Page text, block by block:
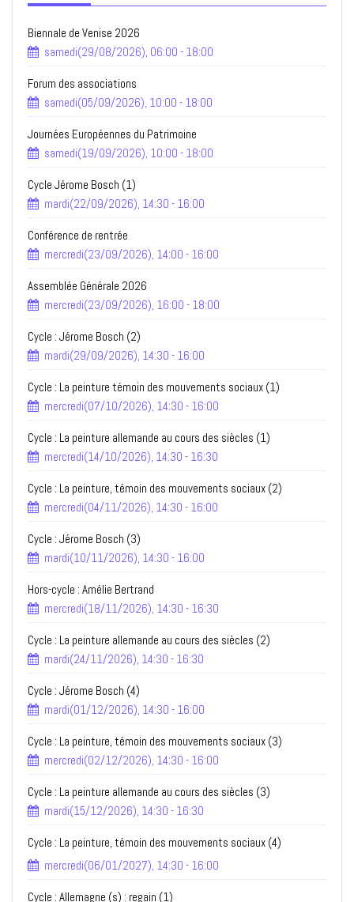
Biennale de Venise 2026
samedi(29/08/2026), 06:00 - 18:00
Forum des associations
samedi(05/09/2026), 10:00 - 18:00
Journées Européennes du Patrimoine
samedi(19/09/2026), 10:00 - 18:00
Cycle Jérome Bosch (1)
mardi(22/09/2026), 14:30 - 16:00
Conférence de rentrée
mercredi(23/09/2026), 14:00 - 16:00
Assemblée Générale 2026
mercredi(23/09/2026), 16:00 - 18:00
Cycle : Jérome Bosch (2)
mardi(29/09/2026), 14:30 - 16:00
Cycle : La peinture témoin des mouvements sociaux (1)
mercredi(07/10/2026), 14:30 - 16:00
Cycle : La peinture allemande au cours des siècles (1)
mercredi(14/10/2026), 14:30 - 16:30
Cycle : La peinture, témoin des mouvements sociaux (2)
mercredi(04/11/2026), 14:30 - 16:00
Cycle : Jérome Bosch (3)
mardi(10/11/2026), 14:30 - 16:00
Hors-cycle : Amélie Bertrand
mercredi(18/11/2026), 14:30 - 16:30
Cycle : La peinture allemande au cours des siècles (2)
mardi(24/11/2026), 14:30 - 16:30
Cycle : Jérome Bosch (4)
mardi(01/12/2026), 14:30 - 16:00
Cycle : La peinture, témoin des mouvements sociaux (3)
mercredi(02/12/2026), 14:30 - 16:00
Cycle : La peinture allemande au cours des siècles (3)
mardi(15/12/2026), 14:30 - 16:30
Cycle : La peinture, témoin des mouvements sociaux (4)
mercredi(06/01/2027), 14:30 - 16:00
Cycle : Allemagne (s) : regain (1)